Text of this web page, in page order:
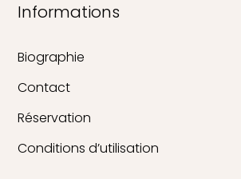
Informations
Biographie
Contact
Réservation
Conditions d’utilisation